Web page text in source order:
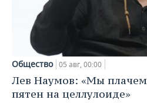
Общество 05 авг, 00:00
Лев Наумов: «Мы плачем
пятен на целлулоиде»